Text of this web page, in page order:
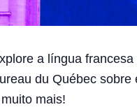
a língua
du Québec sobre
mais!